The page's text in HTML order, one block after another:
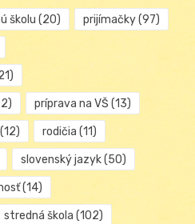
školu (20) prijímačky(97)
príprava na VŠ (13)
(12) rodičia (11)
slovenský jazyk(50)
(14)
stredná škola (102)